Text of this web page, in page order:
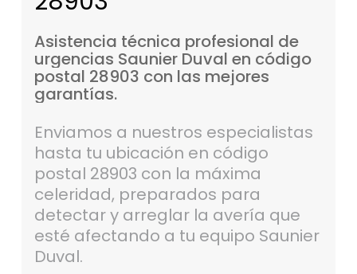
Asistencia técnica profesional de
urgencias Saunier Duval en código
postal 28903 con las mejores
garantías.
Enviamos a nuestros especialistas
hasta tu ubicación en código
postal 28903 con la máxima
celeridad, preparados para
detectar y arreglar la avería que
esté afectando a tu equipo Saunier
Duval.